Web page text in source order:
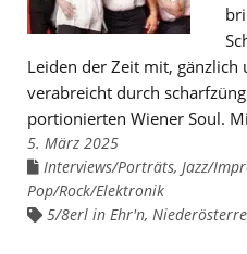
Leiden der Zeit mit, gänzlich
verabreicht durch
portionierten Wiener Soul.
5. März 2025
Links
den
Kategorien
Interviews/Porträts, Jazz/
Pop/Rock/Elektronik
Links
5/8erl in Ehr'n,